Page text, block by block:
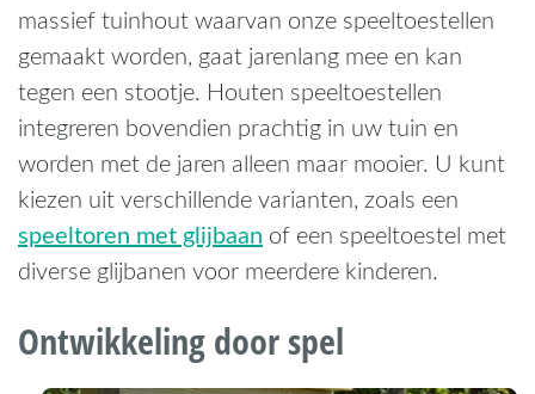
massief tuinhout waarvan onze speeltoestellen
gemaakt worden, gaat jarenlang mee en kan
tegen een stootje. Houten speeltoestellen
integreren bovendien prachtig in uw tuin en
worden met de jaren alleen maar mooier. U kunt
kiezen uit verschillende varianten, zoals een
speeltoren met glijbaan of een speeltoestel met
diverse glijbanen voor meerdere kinderen.
Ontwikkeling door spel